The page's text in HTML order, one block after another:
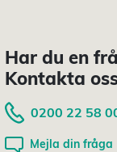
Har du en
Kontakta
0200 22 58
Mejla din fråga